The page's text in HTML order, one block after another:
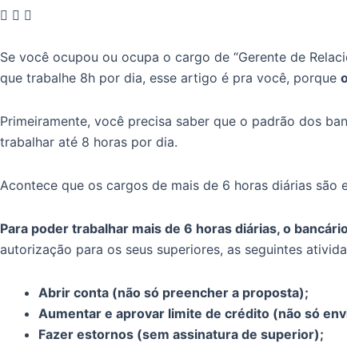
Se você ocupou ou ocupa o cargo de “Gerente de
que trabalhe 8h por dia, esse artigo é pra você, porque
Primeiramente, você precisa saber que o padrão dos
trabalhar até 8 horas por dia.
Acontece que os cargos de mais de 6 horas diárias são
Para poder trabalhar mais de 6 horas diárias, o
autorização para os seus superiores, as seguintes
Abrir conta (não só preencher a proposta);
Aumentar e aprovar limite de crédito (não só
Fazer estornos (sem assinatura de superior);